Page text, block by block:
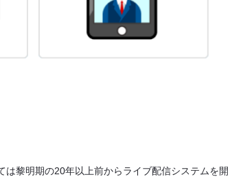
黎明期の20年以上前からライブ配信システムを開